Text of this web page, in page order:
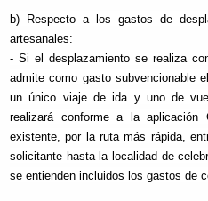
b) Respecto a los gastos de
artesanales:
- Si el desplazamiento se realiza
admite como gasto subvencionable
un único viaje de ida y uno de
realizará conforme a la aplicación
existente, por la ruta más rápida,
solicitante hasta la localidad de
se entienden incluidos los gastos de